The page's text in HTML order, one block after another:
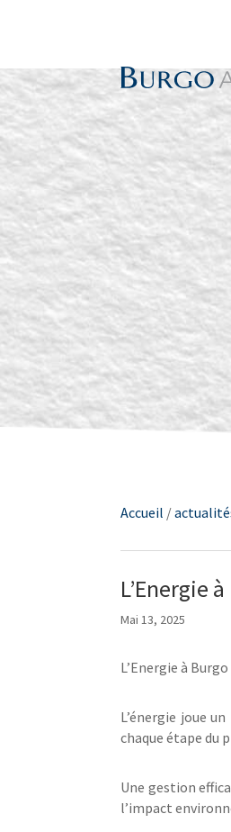
Accueil /
L’Energie
Mai 13, 2025
L’Energie à
L’énergie joue
chaque étape du
Une gestion
l’impact